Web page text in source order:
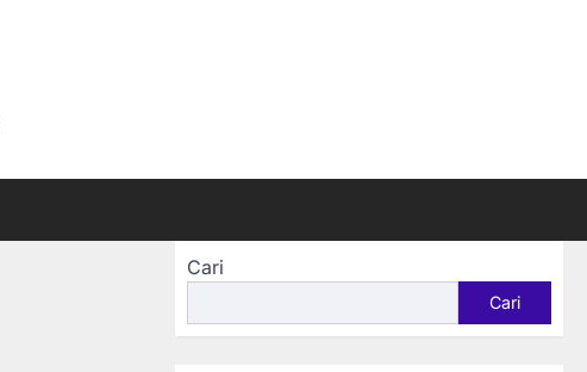
Cari
Cari